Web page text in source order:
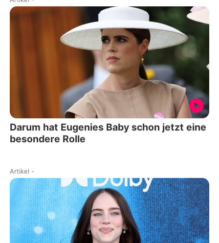
Darum hat Eugenies Baby schon jetzt eine
besondere Rolle
Artikel -